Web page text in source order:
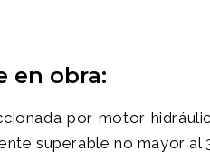
en obra:
por motor
superable no mayor al